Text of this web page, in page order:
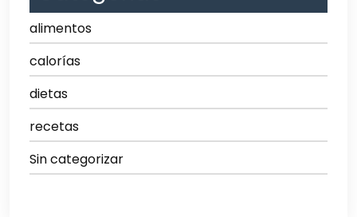
alimentos
calorías
dietas
recetas
Sin categorizar